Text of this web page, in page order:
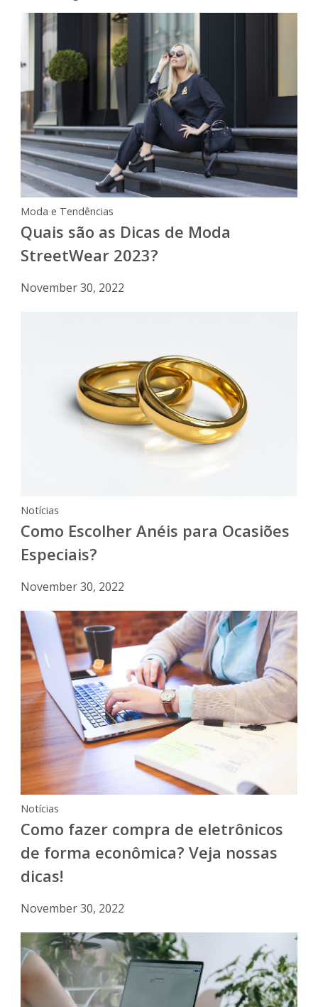
Moda e Tendências
Quais são as Dicas de Moda
StreetWear 2023?
November 30, 2022
Notícias
Como Escolher Anéis para Ocasiões
Especiais?
November 30, 2022
Notícias
Como fazer compra de eletrônicos
de forma econômica? Veja nossas
dicas!
November 30, 2022